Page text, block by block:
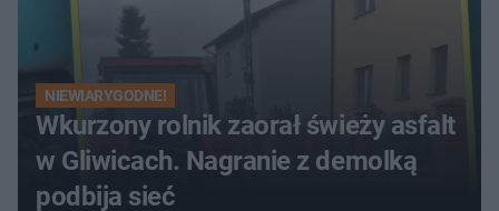
NIEWIARYGODNE!
Wkurzony rolnik zaorał świeży asfalt
w Gliwicach. Nagranie z demolką
podbija sieć